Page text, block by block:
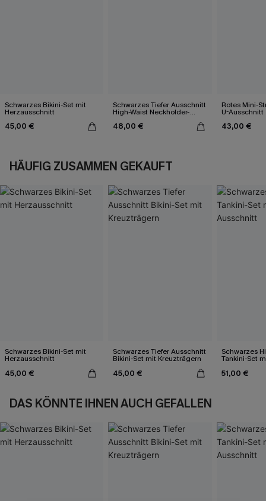
Schwarzes Bikini-Set mit
Herzausschnitt
45,00 €
Schwarzes Tiefer Ausschnitt
High-Waist Neckholder-
Bikini-Set
48,00 €
Rotes Mini-
U-Ausschnitt
43,00 €
HÄUFIG ZUSAMMEN GEKAUFT
Schwarzes Bikini-Set mit
Herzausschnitt
45,00 €
Schwarzes Tiefer Ausschnitt
Bikini-Set mit Kreuzträgern
45,00 €
Schwarzes
Tankini-Set
51,00 €
DAS KÖNNTE IHNEN AUCH GEFALLEN